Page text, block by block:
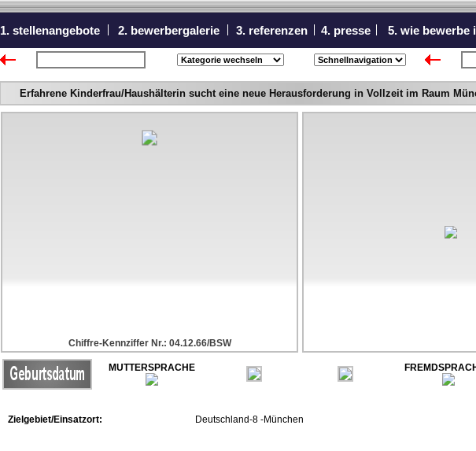
1. stellenangebote 2. bewerbergalerie 3. referenzen 4. presse 5. wie bewerbe
Erfahrene Kinderfrau/Haushälterin sucht eine neue Herausforderung in Vollzeit im Raum
Chiffre-Kennziffer Nr.: 04.12.66/BSW
MUTTERSPRACHE
Zielgebiet/Einsatzort: Deutschland-8 -München